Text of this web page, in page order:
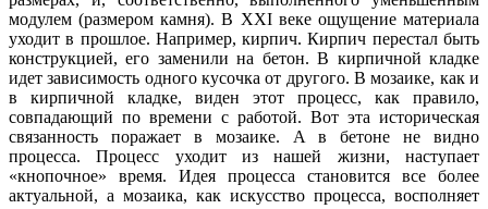
модулем (размером камня). В XXI веке ощущение материала
уходит в прошлое. Например, кирпич. Кирпич перестал быть
конструкцией, его заменили на бетон. В кирпичной кладке
идет зависимость одного кусочка от другого. В мозаике, как и
в кирпичной кладке, виден этот процесс, как правило,
совпадающий по времени с работой. Вот эта историческая
связанность поражает в мозаике. А в бетоне не видно
процесса. Процесс уходит из нашей жизни, наступает
«кнопочное» время. Идея процесса становится все более
актуальной, а мозаика, как искусство процесса, восполняет